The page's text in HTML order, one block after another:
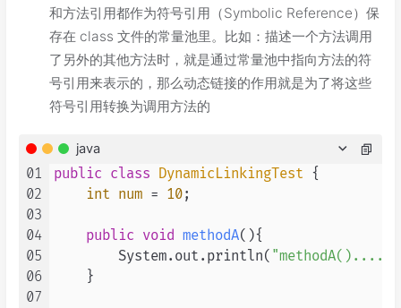
和方法引用都作为符号引用（Symbolic Reference）保
存在 class 文件的常量池里。比如：描述一个方法调用
了另外的其他方法时，就是通过常量池中指向方法的符
号引用来表示的，那么动态链接的作用就是为了将这些
符号引用转换为调用方法的
java
01
02
03
04
05
06
07
public class DynamicLinkingTest {
int num = 10;
public void methodA(){
        System.out.println(
"methodA()...."
    }